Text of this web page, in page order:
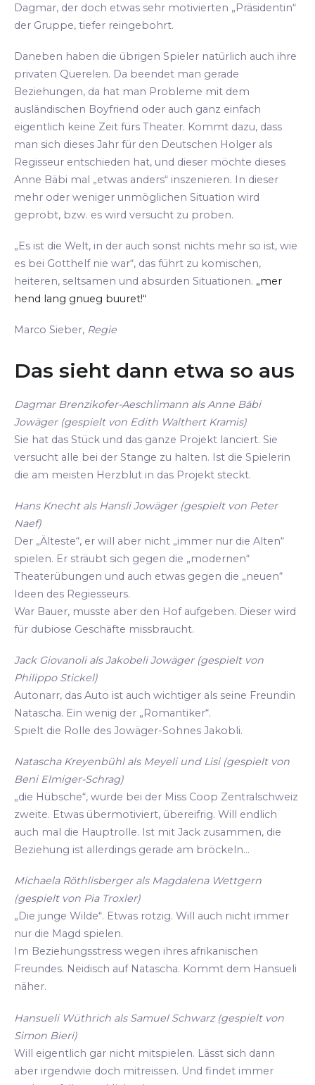
Dagmar, der doch etwas sehr motivierten „Präsidentin“
der Gruppe, tiefer reingebohrt.
Daneben haben die übrigen Spieler natürlich auch ihre
privaten Querelen. Da beendet man gerade
Beziehungen, da hat man Probleme mit dem
ausländischen Boyfriend oder auch ganz einfach
eigentlich keine Zeit fürs Theater. Kommt dazu, dass
man sich dieses Jahr für den Deutschen Holger als
Regisseur entschieden hat, und dieser möchte dieses
Anne Bäbi mal „etwas anders“ inszenieren. In dieser
mehr oder weniger unmöglichen Situation wird
geprobt, bzw. es wird versucht zu proben.
„Es ist die Welt, in der auch sonst nichts mehr so ist, wie
es bei Gotthelf nie war“, das führt zu komischen,
heiteren, seltsamen und absurden Situationen. „mer
hend lang gnueg buuret!“
Marco Sieber, Regie
Das sieht dann etwa so aus
Dagmar Brenzikofer-Aeschlimann als Anne Bäbi
Jowäger (gespielt von Edith Walthert Kramis)
Sie hat das Stück und das ganze Projekt lanciert. Sie
versucht alle bei der Stange zu halten. Ist die Spielerin
die am meisten Herzblut in das Projekt steckt.
Hans Knecht als Hansli Jowäger (gespielt von Peter
Naef)
Der „Älteste“, er will aber nicht „immer nur die Alten“
spielen. Er sträubt sich gegen die „modernen“
Theaterübungen und auch etwas gegen die „neuen“
Ideen des Regiesseurs.
War Bauer, musste aber den Hof aufgeben. Dieser wird
für dubiose Geschäfte missbraucht.
Jack Giovanoli als Jakobeli Jowäger (gespielt von
Philippo Stickel)
Autonarr, das Auto ist auch wichtiger als seine Freundin
Natascha. Ein wenig der „Romantiker“.
Spielt die Rolle des Jowäger-Sohnes Jakobli.
Natascha Kreyenbühl als Meyeli und Lisi (gespielt von
Beni Elmiger-Schrag)
„die Hübsche“, wurde bei der Miss Coop Zentralschweiz
zweite. Etwas übermotiviert, übereifrig. Will endlich
auch mal die Hauptrolle. Ist mit Jack zusammen, die
Beziehung ist allerdings gerade am bröckeln...
Michaela Röthlisberger als Magdalena Wettgern
(gespielt von Pia Troxler)
„Die junge Wilde“. Etwas rotzig. Will auch nicht immer
nur die Magd spielen.
Im Beziehungsstress wegen ihres afrikanischen
Freundes. Neidisch auf Natascha. Kommt dem Hansueli
näher.
Hansueli Wüthrich als Samuel Schwarz (gespielt von
Simon Bieri)
Will eigentlich gar nicht mitspielen. Lässt sich dann
aber irgendwie doch mitreissen. Und findet immer